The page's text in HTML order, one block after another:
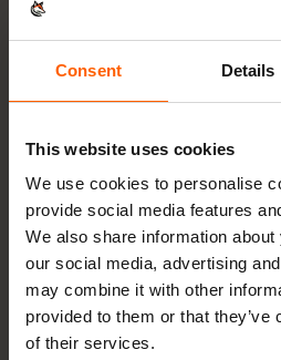
Consent Details
This website uses cookies
We use cookies to personalise
provide social media features
We also share information
our social media, advertising
may combine it with other
provided to them or that
of their services.
In wenigen Minuten
Paket kaufen QR-
eSIM installieren
WLAN scannen